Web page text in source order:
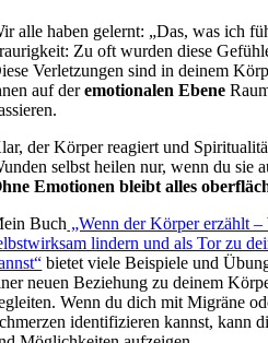
alle haben gelernt: „Das, was ich
Zu oft wurden diese
Verletzungen sind in deinem
auf deremotionalen Ebene
der Körper reagiert und
selbst heilen nur, wenn du sie
Emotionen bleibt alles
Buch „Wenn der Körper erzählt
lindern und als Tor zu
bietet viele Beispiele und
neuen Beziehung zu deinem
Wenn du dich mit Migräne
identifizieren kannst, kann